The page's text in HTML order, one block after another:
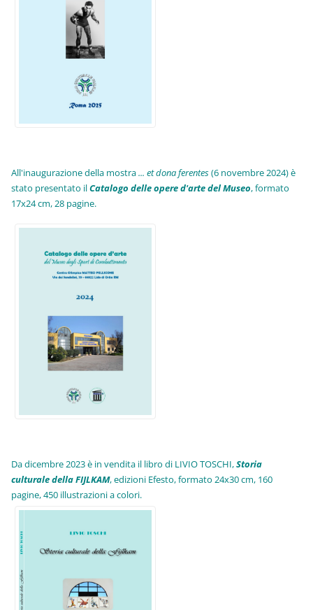
All'inaugurazione della mostra... et dona ferentes(6 novembre 2024) è
stato presentato ilCatalogo delle opere d'arte del Museo, formato
17x24 cm, 28 pagine.
Da dicembre 2023 è in vendita il libro di LIVIO TOSCHI,Storia
culturale della FIJLKAM, edizioni Efesto, formato 24x30 cm, 160
pagine, 450 illustrazioni a colori.